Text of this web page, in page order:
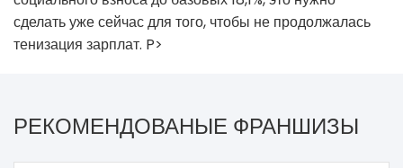
сделать уже сейчас для того, чтобы не продолжалась
тенизация зарплат. P>
РЕКОМЕНДОВАНЫЕ ФРАНШИЗЫ